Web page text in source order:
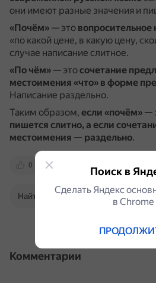
они имеют разные значения и
«Почём» — это вопросительное
«по какой цене, в какую цену,
случае написание слитное.
«По чём» — этосочетание
местоимения «что» в форме
Написание раздельно.
Таким образом, если «почём» —
пишется слитно, а если
местоимения — раздельно.
0
Найти в Поиске
Комментарии
Поиск в
Сделать Яндекс
в Сhrome